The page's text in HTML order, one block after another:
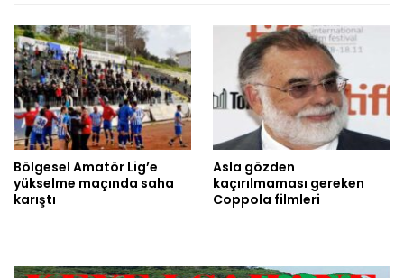
Bölgesel Amatör Lig’e
yükselme maçında saha
karıştı
Asla gözden
kaçırılmaması gereken
Coppola filmleri